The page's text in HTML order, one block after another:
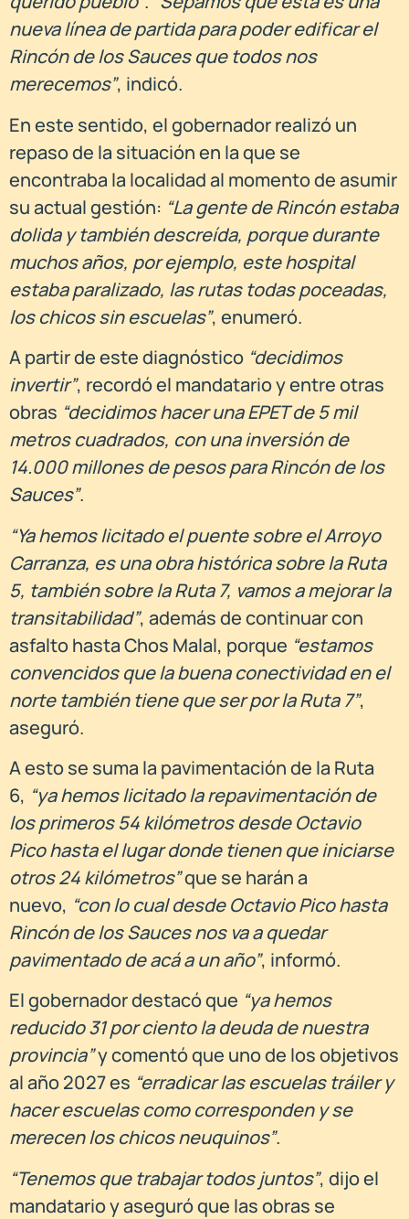
nueva línea de partida para poder edificar el
Rincón de los Sauces que todos nos
merecemos”, indicó.
En este sentido, el gobernador realizó un
repaso de la situación en la que se
encontraba la localidad al momento de asumir
su actual gestión: “La gente de Rincón estaba
dolida y también descreída, porque durante
muchos años, por ejemplo, este hospital
estaba paralizado, las rutas todas poceadas,
los chicos sin escuelas”, enumeró.
A partir de este diagnóstico “decidimos
invertir”, recordó el mandatario y entre otras
obras “decidimos hacer una EPET de 5 mil
metros cuadrados, con una inversión de
14.000 millones de pesos para Rincón de los
Sauces”.
“Ya hemos licitado el puente sobre el Arroyo
Carranza, es una obra histórica sobre la Ruta
5, también sobre la Ruta 7, vamos a mejorar la
transitabilidad”, además de continuar con
asfalto hasta Chos Malal, porque “estamos
convencidos que la buena conectividad en el
norte también tiene que ser por la Ruta 7”,
aseguró.
A esto se suma la pavimentación de la Ruta
6, “ya hemos licitado la repavimentación de
los primeros 54 kilómetros desde Octavio
Pico hasta el lugar donde tienen que iniciarse
otros 24 kilómetros”que se harán a
nuevo, “con lo cual desde Octavio Pico hasta
Rincón de los Sauces nos va a quedar
pavimentado de acá a un año”, informó.
El gobernador destacó que “ya hemos
reducido 31 por ciento la deuda de nuestra
provincia”y comentó que uno de los objetivos
al año 2027 es “erradicar las escuelas tráiler y
hacer escuelas como corresponden y se
merecen los chicos neuquinos”.
“Tenemos que trabajar todos juntos”, dijo el
mandatario y aseguró que las obras se